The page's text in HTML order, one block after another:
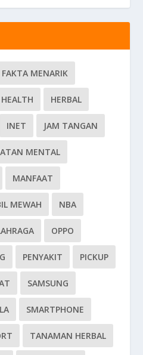
FAKTA MENARIK
HEALTH HERBAL
INET JAM TANGAN
MENTAL
MANFAAT
MEWAH NBA
OPPO
PENYAKIT PICKUP
SAMSUNG
SMARTPHONE
TANAMAN HERBAL